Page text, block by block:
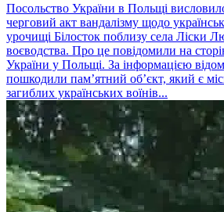
Посольство України в Польщі
черговий акт вандалізму щодо
урочищі Білосток поблизу села Ліски
воєводства. Про це повідомили на
України у Польщі. За інформацією
пошкодили пам’ятний об’єкт, який є
загиблих українських воїнів...